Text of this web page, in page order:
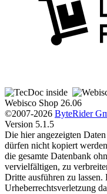
Webisco Shop 26.06
©2007-2026 ByteRider
Version 5.1.5
Die hier angezeigten
dürfen nicht kopiert
die gesamte Datenbank
vervielfältigen, zu
Dritte ausführen zu
Urheberrechtsverletzung